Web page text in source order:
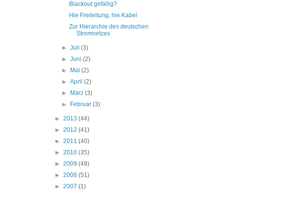
Blackout gefällig?
Hie Freileitung, hie Kabel
Zur Hierarchie des deutschen
Stromnetzes
►Juli(3)
►Juni(2)
►
Mai(2)
►April(2)
►
März(3)
►
Februar(3)
► 2013 (44)
► 2012 (41)
► 2011 (40)
► 2010 (35)
► 2009 (49)
► 2008 (51)
► 2007 (1)